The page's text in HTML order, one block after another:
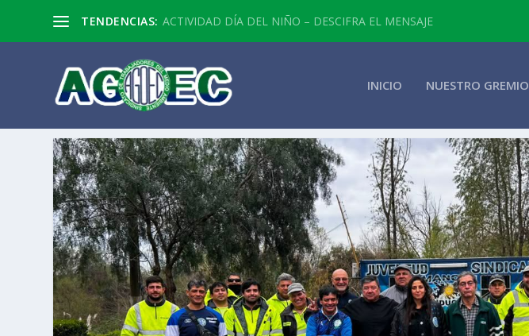
TENDENCIAS: ACTIVIDAD DÍA DEL NIÑO – DESCIFRA EL MENSAJE
INICIO NUESTRO GREMIO